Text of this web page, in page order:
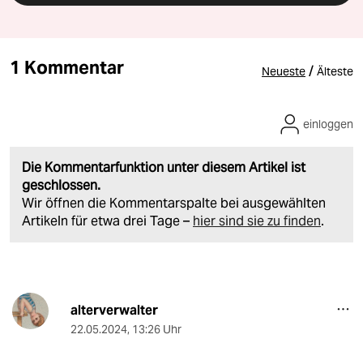
1 Kommentar Neueste / Älteste
Die Kommentarfunktion unter diesem Artikel ist
geschlossen.
Wir öffnen die Kommentarspalte bei ausgewählten
Artikeln für etwa drei Tage – hier sind sie zu finden.
einloggen
alterverwalter
22.05.2024, 13:26 Uhr